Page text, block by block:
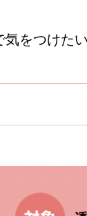
をつけた